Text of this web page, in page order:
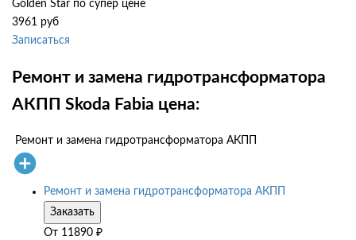
Golden Star по супер цене
3961 руб
Записаться
Ремонт и замена гидротрансформатора
АКПП Skoda Fabia цена:
Ремонт и замена гидротрансформатора АКПП
Ремонт и замена гидротрансформатора АКПП
Заказать
От 11890 ₽